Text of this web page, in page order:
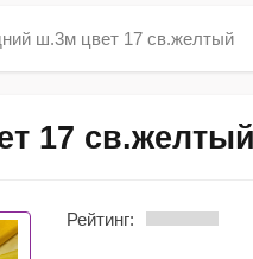
ш.3м цвет 17 св.желтый
17 св.желтый
Рейтинг: